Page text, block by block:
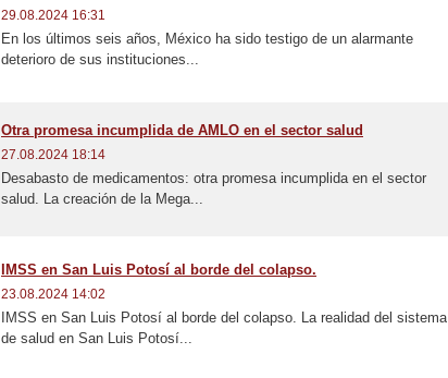
29.08.2024 16:31
En los últimos seis años, México ha sido testigo de un alarmante
deterioro de sus instituciones...
Otra promesa incumplida de AMLO en el sector salud
27.08.2024 18:14
Desabasto de medicamentos: otra promesa incumplida en el sector
salud. La creación de la Mega...
IMSS en San Luis Potosí al borde del colapso.
23.08.2024 14:02
IMSS en San Luis Potosí al borde del colapso. La realidad del sistema
de salud en San Luis Potosí...